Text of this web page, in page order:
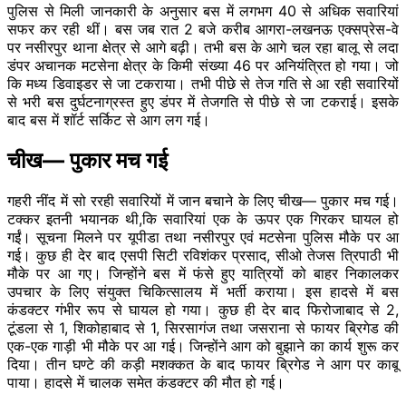
पुलिस से मिली जानकारी के अनुसार बस में लगभग 40 से अधिक सवारियां
सफर कर रही थीं। बस जब रात 2 बजे करीब आगरा-लखनऊ एक्सप्रेस-वे
पर नसीरपुर थाना क्षेत्र से आगे बढ़ी। तभी बस के आगे चल रहा बालू से लदा
डंपर अचानक मटसेना क्षेत्र के किमी संख्या 46 पर अनियंत्रित हो गया। जो
कि मध्य डिवाइडर से जा टकराया। तभी पीछे से तेज गति से आ रही सवारियों
से भरी बस दुर्घटनाग्रस्त हुए डंपर में तेजगति से पीछे से जा टकराई। इसके
बाद बस में शॉर्ट सर्किट से आग लग गई।
चीख— पुकार मच गई
गहरी नींद में सो ररही सवारियों में जान बचाने के लिए चीख— पुकार मच गई।
टक्कर इतनी भयानक थी,कि सवारियां एक के ऊपर एक गिरकर घायल हो
गईं। सूचना मिलने पर यूपीडा तथा नसीरपुर एवं मटसेना पुलिस मौके पर आ
गई। कुछ ही देर बाद एसपी सिटी रविशंकर प्रसाद, सीओ तेजस त्रिपाठी भी
मौके पर आ गए। जिन्होंने बस में फंसे हुए यात्रियों को बाहर निकालकर
उपचार के लिए संयुक्त चिकित्सालय में भर्ती कराया। इस हादसे में बस
कंडक्टर गंभीर रूप से घायल हो गया। कुछ ही देर बाद फिरोजाबाद से 2,
टूंडला से 1, शिकोहाबाद से 1, सिरसागंज तथा जसराना से फायर ब्रिगेड की
एक-एक गाड़ी भी मौके पर आ गई। जिन्होंने आग को बुझाने का कार्य शुरू कर
दिया। तीन घण्टे की कड़ी मशक्कत के बाद फायर ब्रिगेड ने आग पर काबू
पाया। हादसे में चालक समेत कंडक्टर की मौत हो गई।